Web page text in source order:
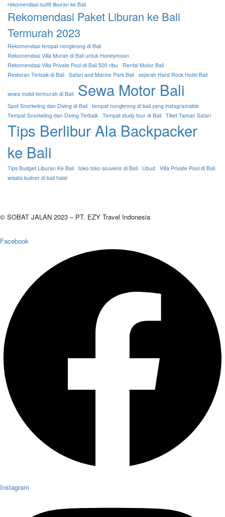
rekomendasi outfit liburan ke Bali
Rekomendasi Paket Liburan ke Bali
Termurah 2023
Rekomendasi tempat nongkrong di Bali
Rekomendasi Villa Murah di Bali untuk Honeymoon
Rekomendasi Villa Private Pool di Bali 500 ribu
Rental Motor Bali
Restoran Terbaik di Bali Safari and Marine Park Bali sejarah Hard Rock Hotel Bali
sewa mobil termurah di Bali Sewa Motor Bali
Spot Snorkeling dan Diving di Bali tempat nongkrong di bali yang instagramable
Tempat Snorkeling dan Diving Terbaik Tempat study tour di Bali Tiket Taman Safari
Tips Berlibur Ala Backpacker
ke Bali
Tips Budget Liburan Ke Bali toko-toko souvenir di Bali Ubud Villa Private Pool di Bali
wisata kuliner di bali halal
© SOBAT JALAN 2023 – PT. EZY Travel Indonesia
Facebook
Instagram